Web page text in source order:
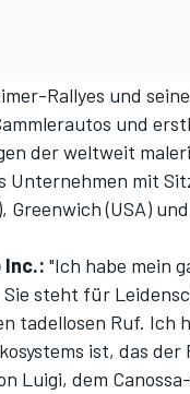
Rallyes und
und
der weltweit
Unternehmen mit
(USA)
Inc.: "Ich habe mein
steht für
tadellosen Ruf. Ich
ist, das
Luigi, dem